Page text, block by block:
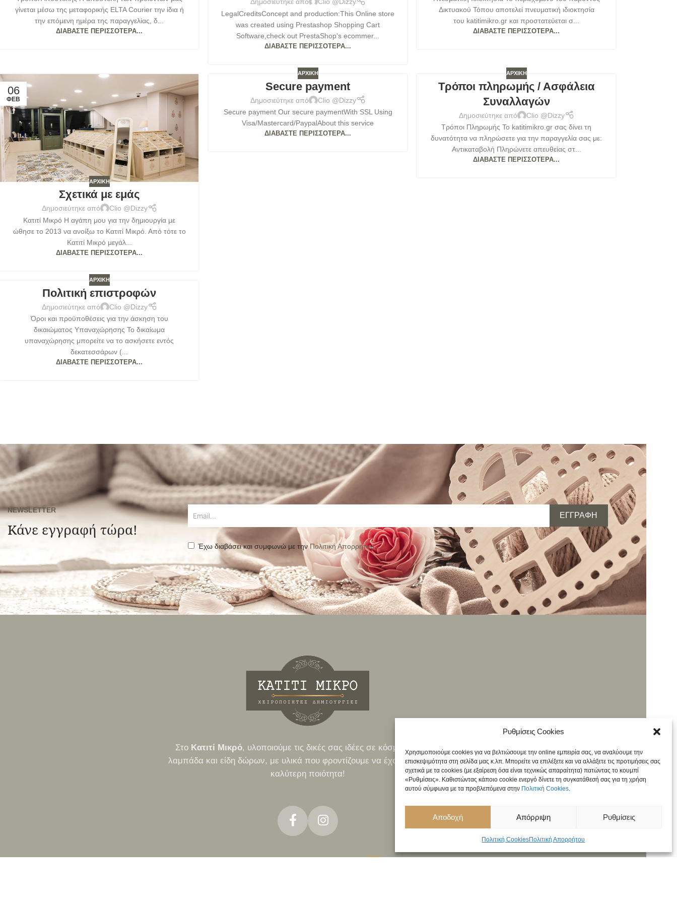
Ρυθμίσεις Cookies
Χρησιμοποιούμε cookies για να βελτιώσουμε την online εμπειρία σας, να αναλύουμε την
επισκεψιμότητα στη σελίδα μας κ.λπ. Μπορείτε να επιλέξετε και να αλλάξετε τις προτιμήσεις σας
σχετικά με τα cookies (με εξαίρεση όσα είναι τεχνικώς απαραίτητα) πατώντας το κουμπί
«Ρυθμίσεις». Καθιστώντας κάποιο cookie ενεργό δίνετε τη συγκατάθεσή σας για τη χρήση
αυτού σύμφωνα με τα προβλεπόμενα στην Πολιτική Cookies.
Αποδοχή Απόρριψη Ρυθμίσεις
Πολιτική CookiesΠολιτική Απορρήτου
γίνεται μέσω της μεταφορικής ELTA Courier την ίδια ή
την επόμενη ημέρα της παραγγελίας, δ...
ΔΙΑΒΆΣΤΕ ΠΕΡΙΣΣΌΤΕΡΑ...
Δημοσιεύτηκε από
Clio @Dizzy
LegalCreditsConcept and production:This Online store
was created using Prestashop Shopping Cart
Software,check out PrestaShop's ecommer...
ΔΙΑΒΆΣΤΕ ΠΕΡΙΣΣΌΤΕΡΑ...
Δικτυακού Τόπου αποτελεί πνευματική ιδιοκτησία
του katitimikro.gr και προστατεύεται σ...
ΔΙΑΒΆΣΤΕ ΠΕΡΙΣΣΌΤΕΡΑ...
06
ΦΕΒ
ΑΡΧΙΚΉ
Σχετικά με εμάς
Δημοσιεύτηκε από
Clio @Dizzy
Κατιτί Μικρό Η αγάπη μου για την δημιουργία με
ώθησε το 2013 να ανοίξω το Κατιτί Μικρό. Από τότε το
Κατιτί Μικρό μεγάλ...
ΔΙΑΒΆΣΤΕ ΠΕΡΙΣΣΌΤΕΡΑ...
ΑΡΧΙΚΉ
Secure payment
Δημοσιεύτηκε από
Clio @Dizzy
Secure payment Our secure paymentWith SSL Using
Visa/Mastercard/PaypalAbout this service
ΔΙΑΒΆΣΤΕ ΠΕΡΙΣΣΌΤΕΡΑ...
ΑΡΧΙΚΉ
Τρόποι πληρωμής / Ασφάλεια
Συναλλαγών
Δημοσιεύτηκε από
Clio @Dizzy
Τρόποι Πληρωμής Το katitimikro.gr σας δίνει τη
δυνατότητα να πληρώσετε για την παραγγελία σας με:
Αντικαταβολή Πληρώνετε απευθείας στ...
ΔΙΑΒΆΣΤΕ ΠΕΡΙΣΣΌΤΕΡΑ...
ΑΡΧΙΚΉ
Πολιτική επιστροφών
Δημοσιεύτηκε από
Clio @Dizzy
Όροι και προϋποθέσεις για την άσκηση του
δικαιώματος Υπαναχώρησης Το δικαίωμα
υπαναχώρησης μπορείτε να το ασκήσετε εντός
δεκατεσσάρων (...
ΔΙΑΒΆΣΤΕ ΠΕΡΙΣΣΌΤΕΡΑ...
NEWSLETTER
Κάνε εγγραφή τώρα!
ΕΓΓΡΑΦΗ
Έχω διαβάσει και συμφωνώ με τηνΠολιτική Απορρήτου.
Alternative:
Στο Κατιτί Μικρό, υλοποιούμε τις δικές σας ιδέες σε κόσμημα, γούρι,
λαμπάδα και είδη δώρων, με υλικά που φροντίζουμε να έχουν πάντα την
καλύτερη ποιότητα!